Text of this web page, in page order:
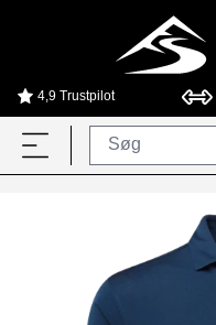
4,9 Trustpilot